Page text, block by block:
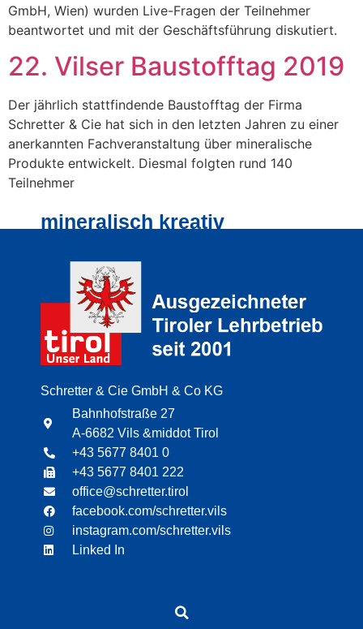
GmbH, Wien) wurden Live-Fragen der Teilnehmer
beantwortet und mit der Geschäftsführung diskutiert.
22. Vilser Baustofftag 2019
Der jährlich stattfindende Baustofftag der Firma
Schretter & Cie hat sich in den letzten Jahren zu einer
anerkannten Fachveranstaltung über mineralische
Produkte entwickelt. Diesmal folgten rund 140
Teilnehmer
mineralisch kreativ
Schretter & Cie GmbH & Co KG
Bahnhofstraße 27
A-6682 Vils &middot Tirol
+43 5677 8401 0
+43 5677 8401 222
office@schretter.tirol
facebook.com/schretter.vils
instagram.com/schretter.vils
Linked In